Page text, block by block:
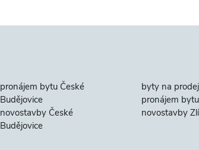
pronájem bytu České
Budějovice
novostavby České
Budějovice
byty na
pronájem
novostavby